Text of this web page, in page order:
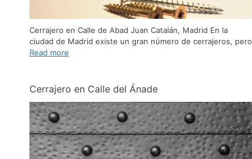
Cerrajero en Calle de Abad Juan Catalán, Madrid En la
ciudad de Madrid existe un gran número de cerrajeros, pero
Read more
Cerrajero en Calle del Ánade